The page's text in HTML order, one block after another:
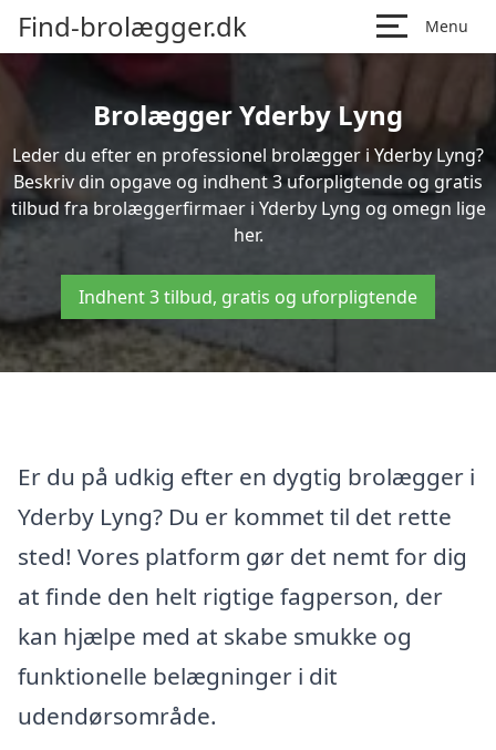
Find-brolægger.dk Menu
Brolægger Yderby Lyng
Leder du efter en professionel brolægger i Yderby Lyng?
Beskriv din opgave og indhent 3 uforpligtende og gratis
tilbud fra brolæggerfirmaer i Yderby Lyng og omegn lige
her.
Indhent 3 tilbud, gratis og uforpligtende
Er du på udkig efter en dygtig brolægger i
Yderby Lyng? Du er kommet til det rette
sted! Vores platform gør det nemt for dig
at finde den helt rigtige fagperson, der
kan hjælpe med at skabe smukke og
funktionelle belægninger i dit
udendørsområde.